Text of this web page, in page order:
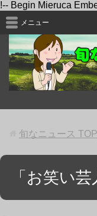
!-- Begin Mieruca
メニュー
旬なニュース TOP
「お笑い